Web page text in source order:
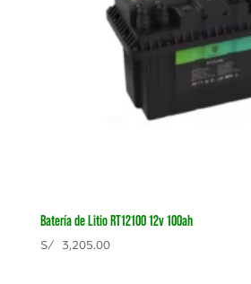
Batería de Litio RT12100 12v 100ah
S/3,205.00